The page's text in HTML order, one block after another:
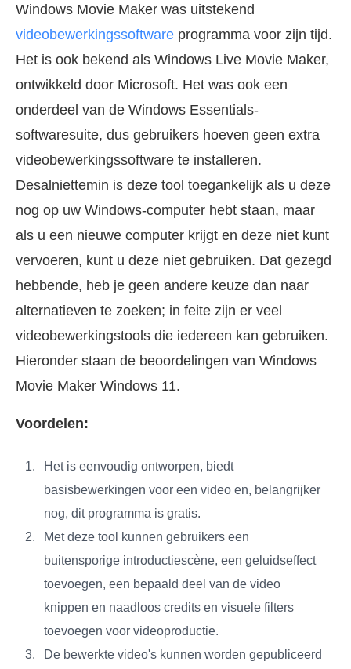
Windows Movie Maker was uitstekend
videobewerkingssoftware programma voor zijn tijd.
Het is ook bekend als Windows Live Movie Maker,
ontwikkeld door Microsoft. Het was ook een
onderdeel van de Windows Essentials-
softwaresuite, dus gebruikers hoeven geen extra
videobewerkingssoftware te installeren.
Desalniettemin is deze tool toegankelijk als u deze
nog op uw Windows-computer hebt staan, maar
als u een nieuwe computer krijgt en deze niet kunt
vervoeren, kunt u deze niet gebruiken. Dat gezegd
hebbende, heb je geen andere keuze dan naar
alternatieven te zoeken; in feite zijn er veel
videobewerkingstools die iedereen kan gebruiken.
Hieronder staan de beoordelingen van Windows
Movie Maker Windows 11.
Voordelen:
Het is eenvoudig ontworpen, biedt
basisbewerkingen voor een video en, belangrijker
nog, dit programma is gratis.
Met deze tool kunnen gebruikers een
buitensporige introductiescène, een geluidseffect
toevoegen, een bepaald deel van de video
knippen en naadloos credits en visuele filters
toevoegen voor videoproductie.
De bewerkte video's kunnen worden gepubliceerd